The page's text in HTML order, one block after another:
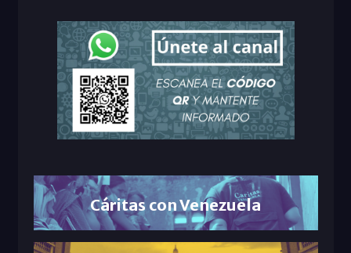
Cáritas con Venezuela